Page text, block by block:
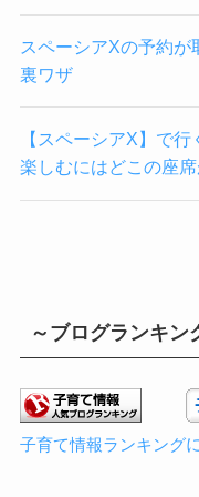
スペーシアXの予約が
裏ワザ
【スペーシアX】で
楽しむにはどこの座
～ブログランキン
子育て情報ランキング